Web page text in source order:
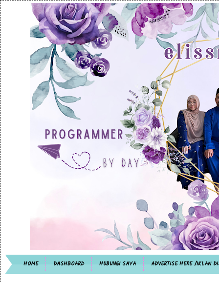
HOME DASHBOARD HUBUNGI SAYA ADVERTISE HERE /IKLAN